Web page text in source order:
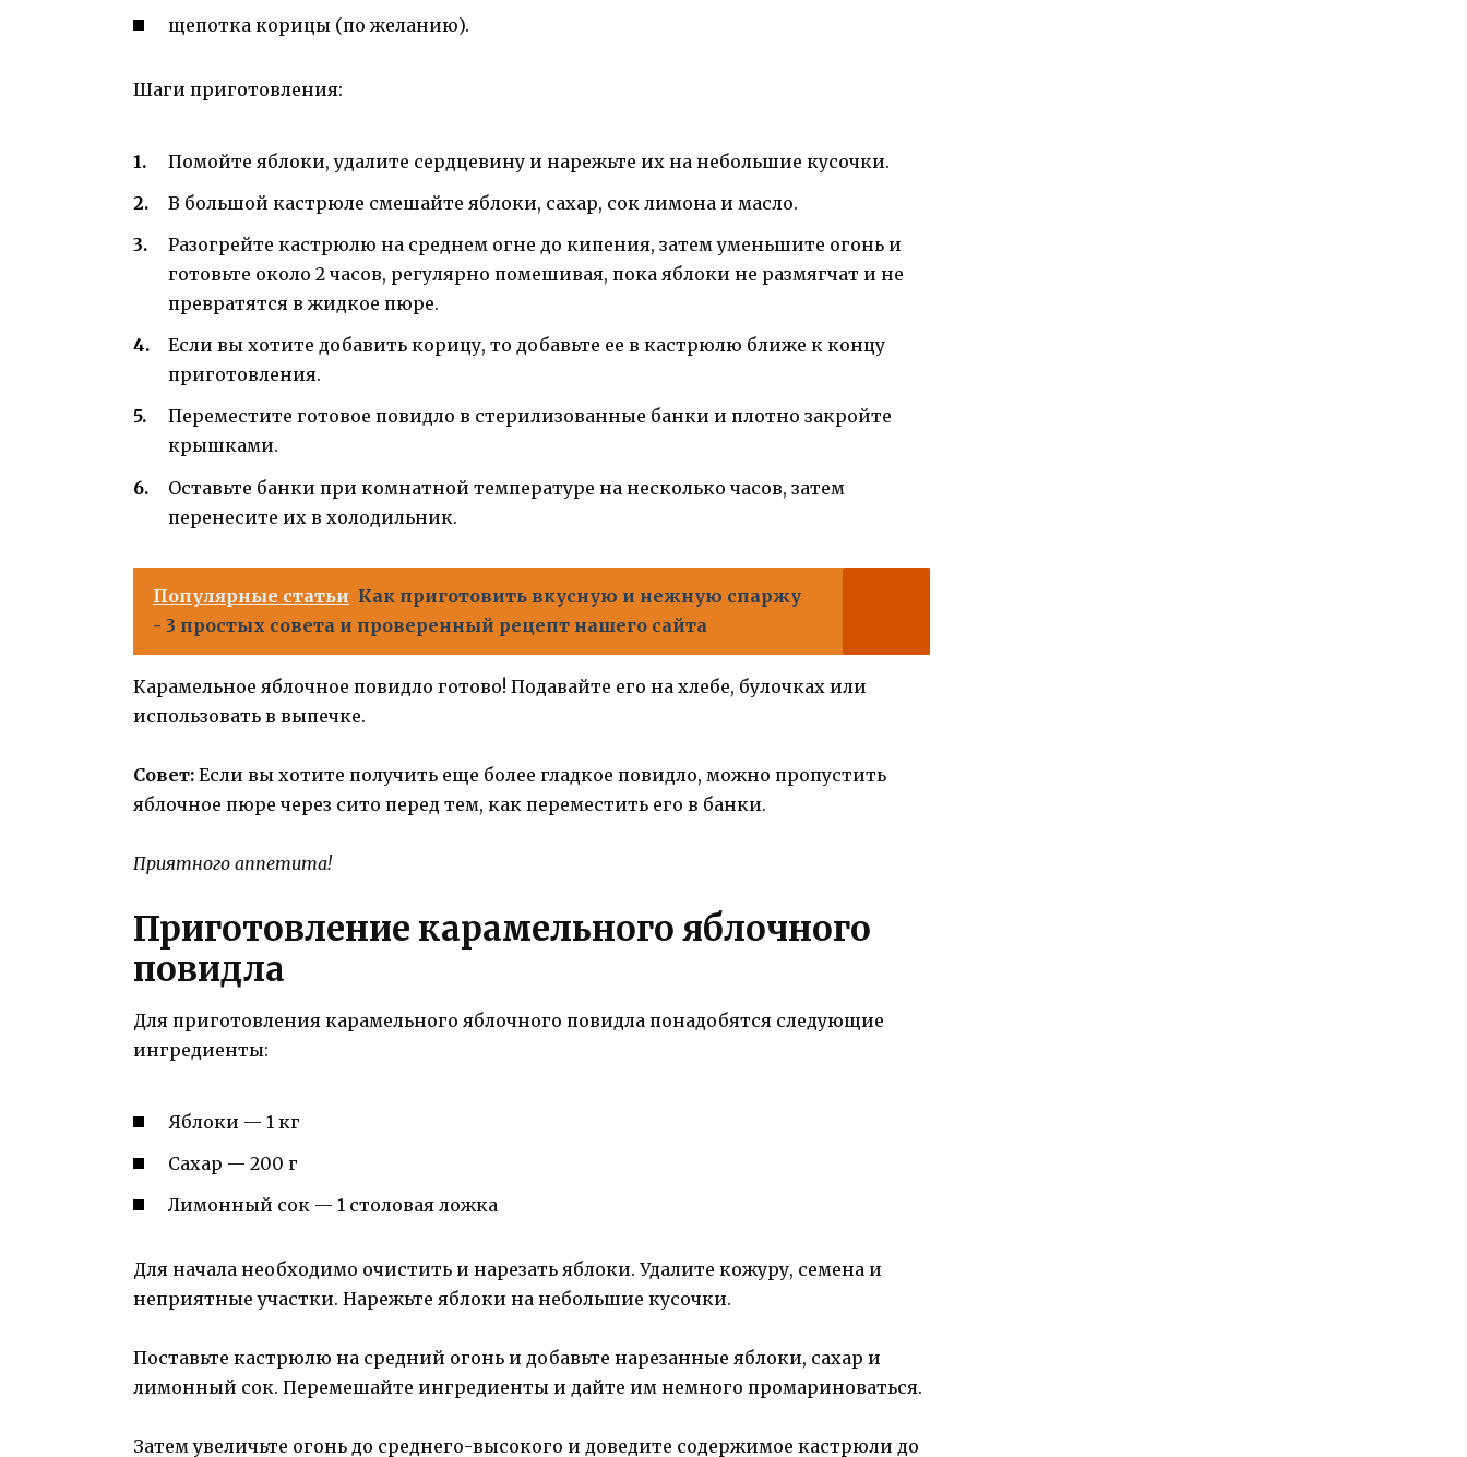
щепотка корицы (по желанию).
Шаги приготовления:
Помойте яблоки, удалите сердцевину и нарежьте их на небольшие кусочки.
В большой кастрюле смешайте яблоки, сахар, сок лимона и масло.
Разогрейте кастрюлю на среднем огне до кипения, затем уменьшите огонь и
готовьте около 2 часов, регулярно помешивая, пока яблоки не размягчат и не
превратятся в жидкое пюре.
Если вы хотите добавить корицу, то добавьте ее в кастрюлю ближе к концу
приготовления.
Переместите готовое повидло в стерилизованные банки и плотно закройте
крышками.
Оставьте банки при комнатной температуре на несколько часов, затем
перенесите их в холодильник.
Популярные статьи Как приготовить вкусную и нежную спаржу
- 3 простых совета и проверенный рецепт нашего сайта
Карамельное яблочное повидло готово! Подавайте его на хлебе, булочках или
использовать в выпечке.
Совет: Если вы хотите получить еще более гладкое повидло, можно пропустить
яблочное пюре через сито перед тем, как переместить его в банки.
Приятного аппетита!
Приготовление карамельного яблочного
повидла
Для приготовления карамельного яблочного повидла понадобятся следующие
ингредиенты:
Яблоки — 1 кг
Сахар — 200 г
Лимонный сок — 1 столовая ложка
Для начала необходимо очистить и нарезать яблоки. Удалите кожуру, семена и
неприятные участки. Нарежьте яблоки на небольшие кусочки.
Поставьте кастрюлю на средний огонь и добавьте нарезанные яблоки, сахар и
лимонный сок. Перемешайте ингредиенты и дайте им немного промариноваться.
Затем увеличьте огонь до среднего-высокого и доведите содержимое кастрюли до